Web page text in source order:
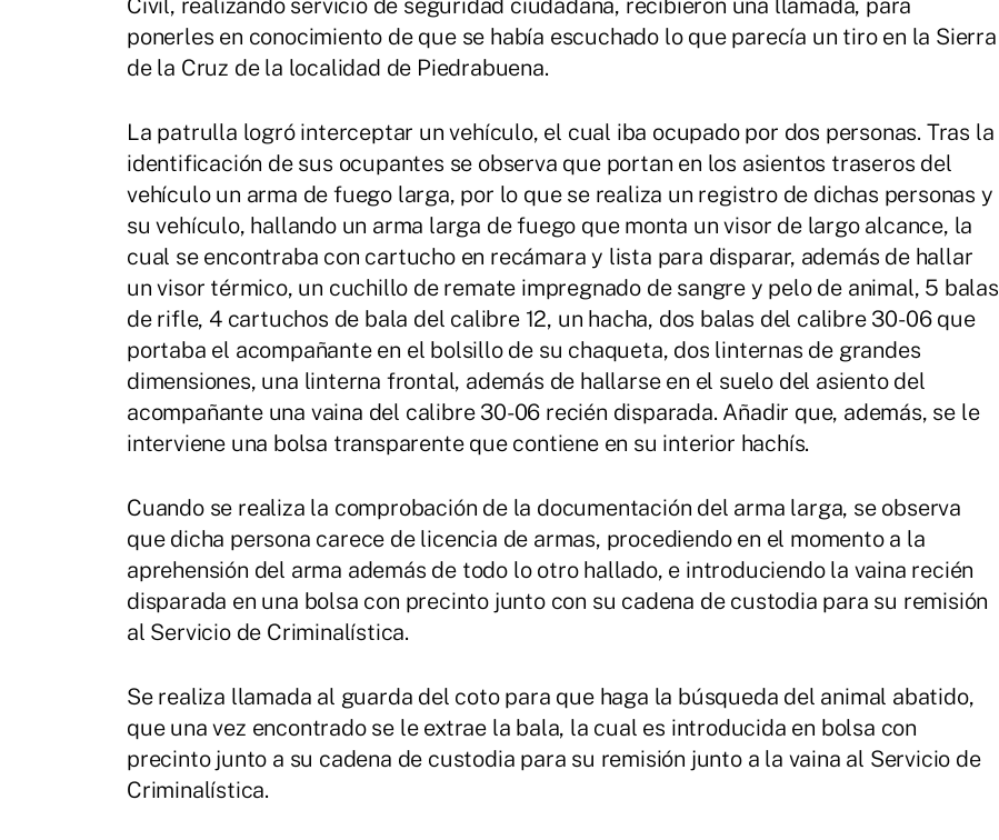
Civil, realizando servicio de seguridad ciudadana, recibieron una llamada, para
ponerles en conocimiento de que se había escuchado lo que parecía un tiro en la Sierra
de la Cruz de la localidad de Piedrabuena.
La patrulla logró interceptar un vehículo, el cual iba ocupado por dos personas. Tras la
identificación de sus ocupantes se observa que portan en los asientos traseros del
vehículo un arma de fuego larga, por lo que se realiza un registro de dichas personas y
su vehículo, hallando un arma larga de fuego que monta un visor de largo alcance, la
cual se encontraba con cartucho en recámara y lista para disparar, además de hallar
un visor térmico, un cuchillo de remate impregnado de sangre y pelo de animal, 5 balas
de rifle, 4 cartuchos de bala del calibre 12, un hacha, dos balas del calibre 30-06 que
portaba el acompañante en el bolsillo de su chaqueta, dos linternas de grandes
dimensiones, una linterna frontal, además de hallarse en el suelo del asiento del
acompañante una vaina del calibre 30-06 recién disparada. Añadir que, además, se le
interviene una bolsa transparente que contiene en su interior hachís.
Cuando se realiza la comprobación de la documentación del arma larga, se observa
que dicha persona carece de licencia de armas, procediendo en el momento a la
aprehensión del arma además de todo lo otro hallado, e introduciendo la vaina recién
disparada en una bolsa con precinto junto con su cadena de custodia para su remisión
al Servicio de Criminalística.
Se realiza llamada al guarda del coto para que haga la búsqueda del animal abatido,
que una vez encontrado se le extrae la bala, la cual es introducida en bolsa con
precinto junto a su cadena de custodia para su remisión junto a la vaina al Servicio de
Criminalística.